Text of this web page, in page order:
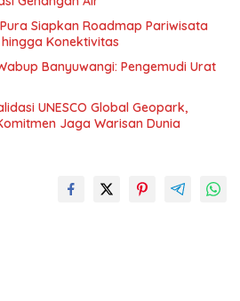
Siapkan Roadmap Pariwisata
Konektivitas
Banyuwangi: Pengemudi Urat
UNESCO Global Geopark,